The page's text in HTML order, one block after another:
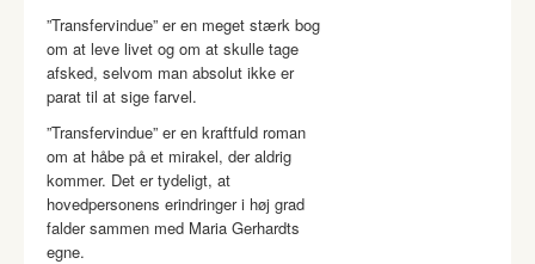
”Transfervindue” er en meget stærk bog
om at leve livet og om at skulle tage
afsked, selvom man absolut ikke er
parat til at sige farvel.
”Transfervindue” er en kraftfuld roman
om at håbe på et mirakel, der aldrig
kommer. Det er tydeligt, at
hovedpersonens erindringer i høj grad
falder sammen med Maria Gerhardts
egne.